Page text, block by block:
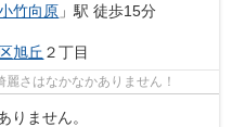
竹向原 」駅 徒歩15分
旭丘 ２丁目
さはなかなかありません！
りません。